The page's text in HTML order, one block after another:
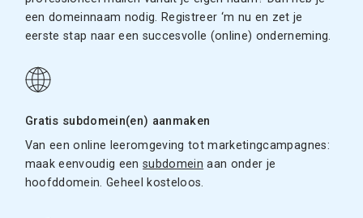
een domeinnaam nodig. Registreer ‘m nu en zet je
eerste stap naar een succesvolle (online) onderneming.
Gratis subdomein(en) aanmaken
Van een online leeromgeving tot marketingcampagnes:
maak eenvoudig eensubdomein aan onder je
hoofddomein. Geheel kosteloos.